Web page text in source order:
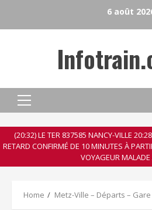
6 août
Primary
(20:32) LE TER 837585 NANCY-VILLE
RETARD CONFIRMÉ DE 10 MINUTES À
VOYAGEUR
Home Metz-Ville – Départs – Gare